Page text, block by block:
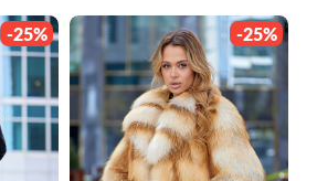
-25% -25%